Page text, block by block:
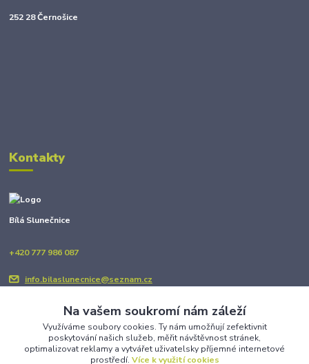
252 28 Černošice
Kontakty
Bílá Slunečnice
+420 777 986 087
info.bilaslunecnice@seznam.cz
Na vašem soukromí nám záleží
Využíváme soubory cookies. Ty nám umožňují zefektivnit
poskytování našich služeb, měřit návštěvnost stránek,
optimalizovat reklamy a vytvářet uživatelsky příjemné internetové
prostředí. Více k využití cookies